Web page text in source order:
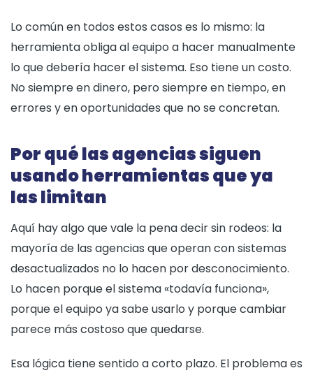
Lo común en todos estos casos es lo mismo: la
herramienta obliga al equipo a hacer manualmente
lo que debería hacer el sistema. Eso tiene un costo.
No siempre en dinero, pero siempre en tiempo, en
errores y en oportunidades que no se concretan.
Por qué las agencias siguen
usando herramientas que ya
las limitan
Aquí hay algo que vale la pena decir sin rodeos: la
mayoría de las agencias que operan con sistemas
desactualizados no lo hacen por desconocimiento.
Lo hacen porque el sistema «todavía funciona»,
porque el equipo ya sabe usarlo y porque cambiar
parece más costoso que quedarse.
Esa lógica tiene sentido a corto plazo. El problema es